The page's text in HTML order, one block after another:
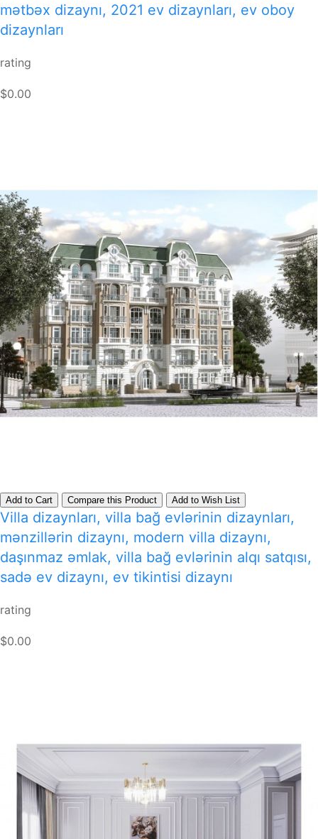
mətbəx dizaynı, 2021 ev dizaynları, ev oboy
dizaynları
rating
$0.00
Add to Cart Compare this Product Add to Wish List
Villa dizaynları, villa bağ evlərinin dizaynları,
mənzillərin dizaynı, modern villa dizaynı,
daşınmaz əmlak, villa bağ evlərinin alqı satqısı,
sadə ev dizaynı, ev tikintisi dizaynı
rating
$0.00